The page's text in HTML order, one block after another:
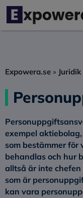
Hoppa
innehåll
Expowera.se » Juridik
exempel
som bestämmer
behandlas och hur
alltså är inte
som är
kan vara